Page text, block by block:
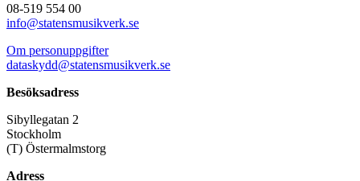
08-519 554 00
info@statensmusikverk.se
Om personuppgifter
dataskydd@statensmusikverk.se
Besöksadress
Sibyllegatan 2
Stockholm
(T) Östermalmstorg
Adress